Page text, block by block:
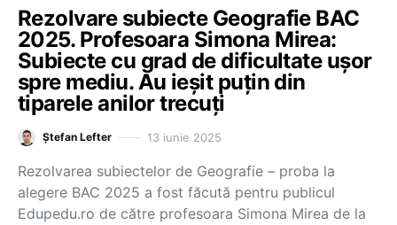
Rezolvare subiecte Geografie BAC
2025. Profesoara Simona Mirea:
Subiecte cu grad de dificultate ușor
spre mediu. Au ieșit puțin din
tiparele anilor trecuți
Ștefan Lefter 13 iunie 2025
Rezolvarea subiectelor de Geografie – proba la
alegere BAC 2025 a fost făcută pentru publicul
Edupedu.ro de către profesoara Simona Mirea de la